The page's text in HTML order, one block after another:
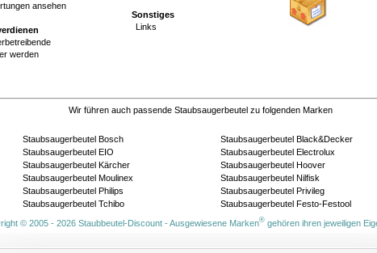
ansehen
werden
Sonstiges
Links
Wir führen auch passende Staubsaugerbeutel zu folgenden Marken
Staubsaugerbeutel Bosch Staubsaugerbeutel Black&Decker
Staubsaugerbeutel EIO Staubsaugerbeutel Electrolux
Staubsaugerbeutel Kärcher Staubsaugerbeutel Hoover
Staubsaugerbeutel Moulinex Staubsaugerbeutel Nilfisk
Staubsaugerbeutel Philips Staubsaugerbeutel Privileg
Staubsaugerbeutel Tchibo Staubsaugerbeutel Festo-Festool
© 2005 - 2026 Staubbeutel-Discount - Ausgewiesene Marken® gehören ihren jeweiligen